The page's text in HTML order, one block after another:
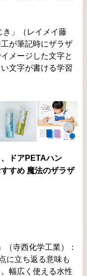
き」（レイメイ藤
が筆記時にザラザ
メージした文字と
文字が書ける学習
、ドアPETAハン
すめ 魔法のザラザ
（寺西化学工業）：
に立ち返る意味も
幅広く使える水性